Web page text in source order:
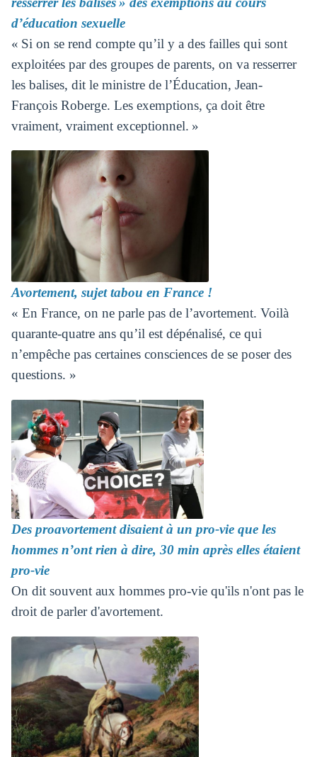
d’éducation sexuelle
« Si on se rend compte qu’il y a des failles qui sont
exploitées par des groupes de parents, on va resserrer
les balises, dit le ministre de l’Éducation, Jean-
François Roberge. Les exemptions, ça doit être
vraiment, vraiment exceptionnel. »
Avortement, sujet tabou en France !
« En France, on ne parle pas de l’avortement. Voilà
quarante-quatre ans qu’il est dépénalisé, ce qui
n’empêche pas certaines consciences de se poser des
questions. »
Des proavortement disaient à un pro-vie que les
hommes n’ont rien à dire, 30 min après elles étaient
pro-vie
On dit souvent aux hommes pro-vie qu'ils n'ont pas le
droit de parler d'avortement.